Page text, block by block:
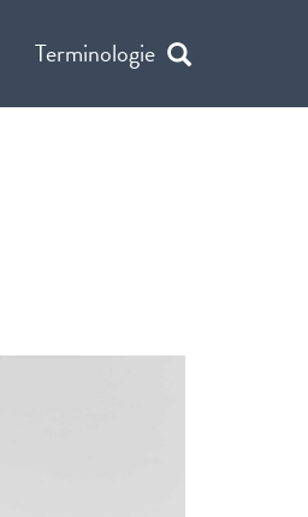
Terminologie